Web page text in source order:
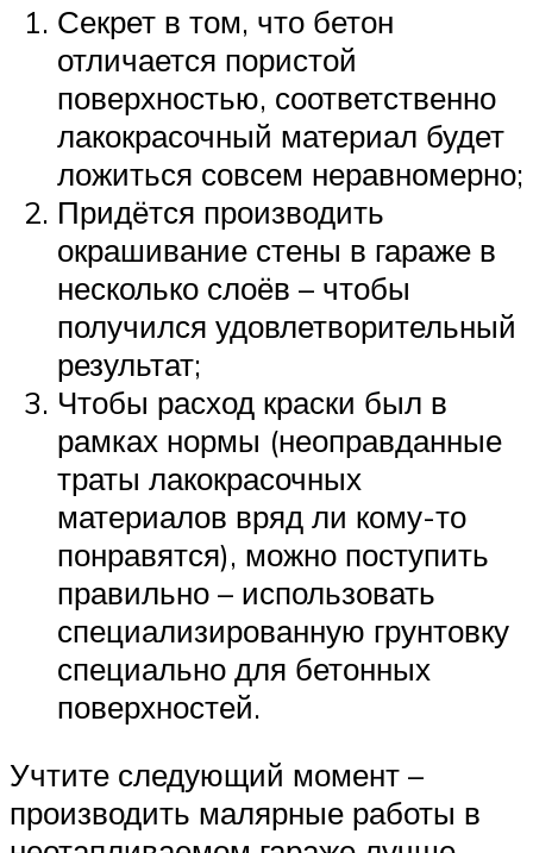
Секрет в том, что бетон
отличается пористой
поверхностью, соответственно
лакокрасочный материал будет
ложиться совсем неравномерно;
Придётся производить
окрашивание стены в гараже в
несколько слоёв – чтобы
получился удовлетворительный
результат;
Чтобы расход краски был в
рамках нормы (неоправданные
траты лакокрасочных
материалов вряд ли кому-то
понравятся), можно поступить
правильно – использовать
специализированную грунтовку
специально для бетонных
поверхностей.
Учтите следующий момент –
производить малярные работы в